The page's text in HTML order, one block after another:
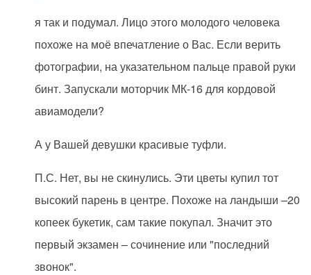
я так и подумал. Лицо этого молодого человека
похоже на моё впечатление о Вас. Если верить
фотографии, на указательном пальце правой руки
бинт. Запускали моторчик МК-16 для кордовой
авиамодели?
А у Вашей девушки красивые туфли.
П.С. Нет, вы не скинулись. Эти цветы купил тот
высокий парень в центре. Похоже на ландыши –20
копеек букетик, сам такие покупал. Значит это
первый экзамен – сочинение или "последний
звонок".